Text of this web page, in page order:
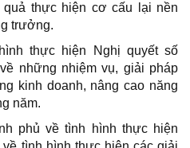
thực hiện cơ cấu lại nền
trưởng.
thực hiện Nghị quyết số
những nhiệm vụ, giải pháp
kinh doanh, nâng cao năng
năm.
phủ về tình hình thực hiện